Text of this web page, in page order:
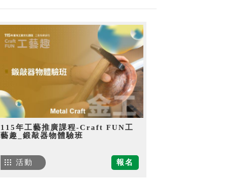
115年工藝推廣課程-Craft FUN工
藝趣_鍛敲器物體驗班
報名
活動